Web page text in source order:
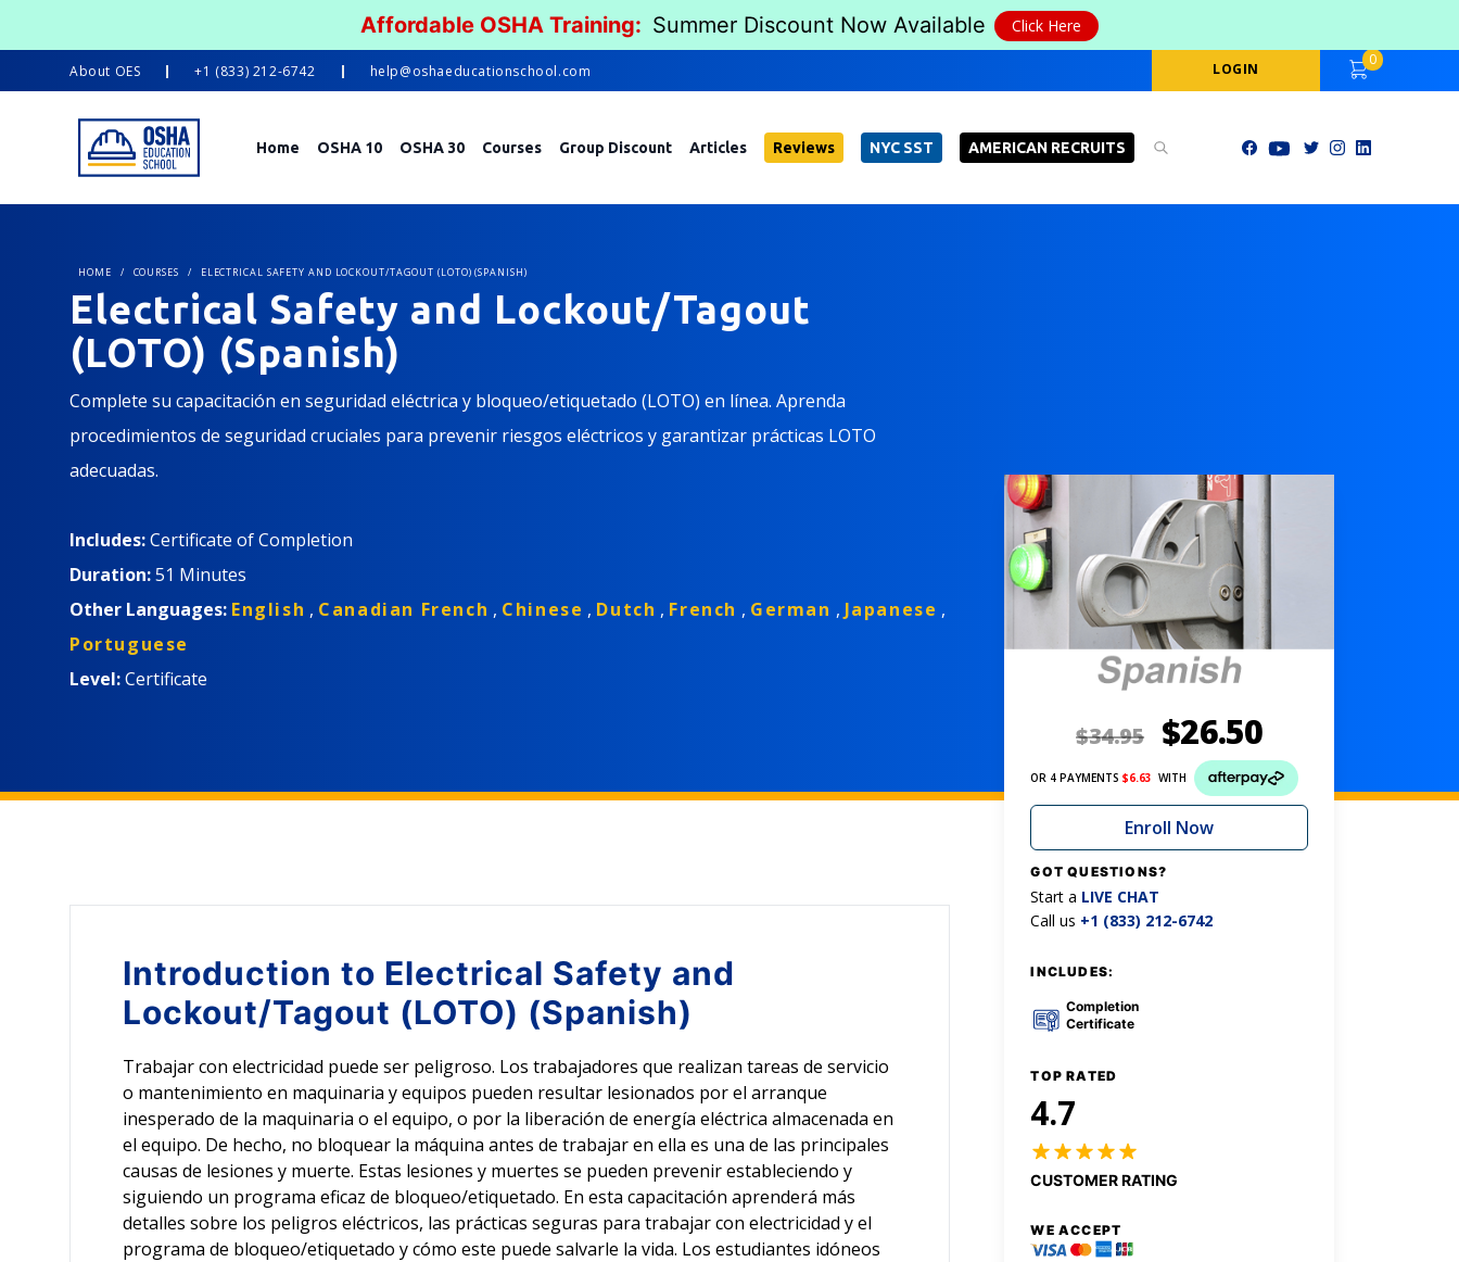
Affordable OSHA Training: Summer Discount Now Available Click Here
About OES +1 (833) 212-6742 help@oshaeducationschool.com LOGIN
0
Home OSHA 10 OSHA 30 Courses Group Discount Articles Reviews NYC SST AMERICAN RECRUITS
HOME / COURSES / ELECTRICAL SAFETY AND LOCKOUT/TAGOUT (LOTO) (SPANISH)
Electrical Safety and Lockout/Tagout
(LOTO) (Spanish)
Complete su capacitación en seguridad eléctrica y bloqueo/etiquetado (LOTO) en línea. Aprenda
procedimientos de seguridad cruciales para prevenir riesgos eléctricos y garantizar prácticas LOTO
adecuadas.
Includes:Certificate of Completion
Duration:51 Minutes
Other Languages: English , Canadian French , Chinese , Dutch , French , German , Japanese ,
Portuguese
Level:Certificate
Introduction to Electrical Safety and
Lockout/Tagout (LOTO) (Spanish)
Trabajar con electricidad puede ser peligroso. Los trabajadores que realizan tareas de servicio
o mantenimiento en maquinaria y equipos pueden resultar lesionados por el arranque
inesperado de la maquinaria o el equipo, o por la liberación de energía eléctrica almacenada en
el equipo. De hecho, no bloquear la máquina antes de trabajar en ella es una de las principales
causas de lesiones y muerte. Estas lesiones y muertes se pueden prevenir estableciendo y
siguiendo un programa eficaz de bloqueo/etiquetado. En esta capacitación aprenderá más
detalles sobre los peligros eléctricos, las prácticas seguras para trabajar con electricidad y el
programa de bloqueo/etiquetado y cómo este puede salvarle la vida. Los estudiantes idóneos
$34.95 $26.50
OR 4 PAYMENTS$6.63 WITH
Enroll Now
GOT QUESTIONS?
Start a LIVE CHAT
Call us +1 (833) 212-6742
INCLUDES:
Completion
Certificate
TOP RATED
4.7
CUSTOMER RATING
WE ACCEPT